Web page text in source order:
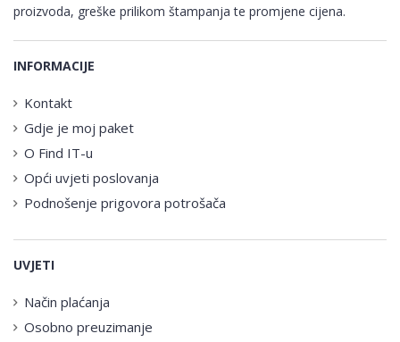
proizvoda, greške prilikom štampanja te promjene cijena.
INFORMACIJE
Kontakt
Gdje je moj paket
O Find IT-u
Opći uvjeti poslovanja
Podnošenje prigovora potrošača
UVJETI
Način plaćanja
Osobno preuzimanje